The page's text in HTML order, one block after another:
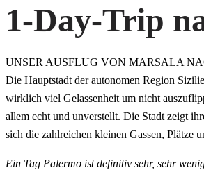
1-Day-Trip
UNSER AUSFLUG VON MARSALA
Die Hauptstadt der autonomen Region
wirklich viel Gelassenheit um nicht
allem echt und unverstellt. Die Stadt zeigt
sich die zahlreichen kleinen Gassen, Plätze
Ein Tag Palermo ist definitiv sehr, sehr